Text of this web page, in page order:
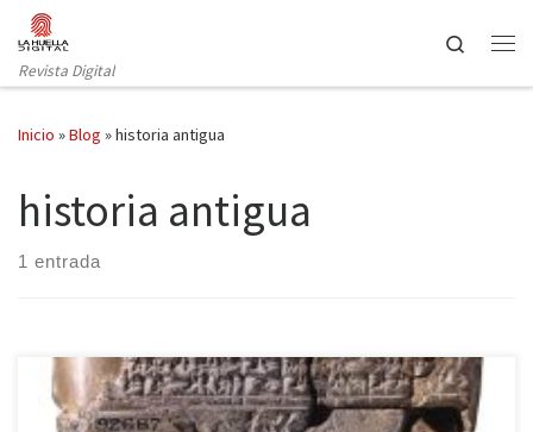
Saltar al contenido
Revista Digital
Search
Inicio »Blog »historia antigua
historia antigua
1 entrada